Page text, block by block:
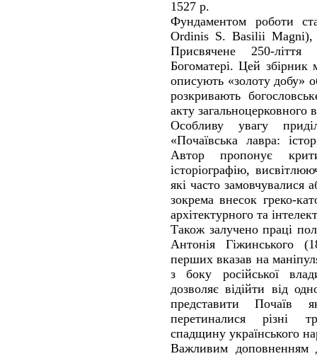
1527 р.
Фундаментом роботи
Ordinis S. Basilii Magni),
Присвячене 250-ліття
Богоматері. Цей збірник
описують «золоту добу»
розкривають
акту загальноцерковного
Особливу увагу
«Почаївська лавра:
Автор пропонує
історіографію,
які часто замовчувалися
зокрема внесок греко-
архітектурного та
Також залучено праці
Антонія Гіжинського
перших вказав на
з боку російської
дозволяє відійти від
представити Почаїв
перетиналися різні
спадщину українського
Важливим доповненням